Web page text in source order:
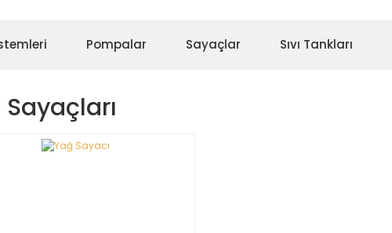
Pompalar Sayaçlar Sıvı Tankları